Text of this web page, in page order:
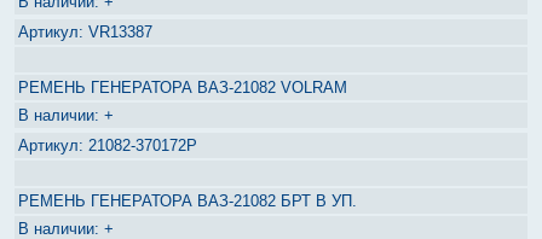
VR13387
РЕМЕНЬ ГЕНЕРАТОРА ВАЗ-21082 VOLRAM
+
21082-370172Р
РЕМЕНЬ ГЕНЕРАТОРА ВАЗ-21082 БРТ В УП.
+